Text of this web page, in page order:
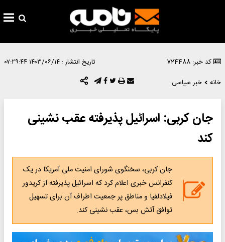
کد خبر: 724488 تاریخ انتشار : ۱۴۰۳/۰۶/۱۴ ۰۷:۲۹:۴۴
خانه
خبر سیاسی
جان کربی: اسرائیل پذیرفته عقب نشینی
کند
جان کربی، سخنگوی شورای امنیت ملی آمریکا در یک
کنفرانس خبری اعلام کرد که اسرائیل پذیرفته از کریدور
فیلادلفیا و مناطق پر جمعیت اطراف آن برای تسهیل
توافق آتش بس، عقب نشینی کند.